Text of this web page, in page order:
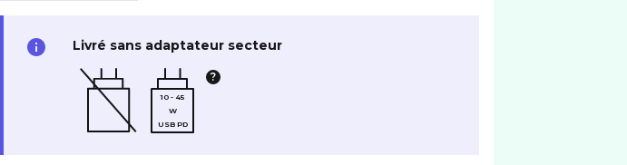
Livré sans adaptateur secteur
10 - 45
W
USB PD